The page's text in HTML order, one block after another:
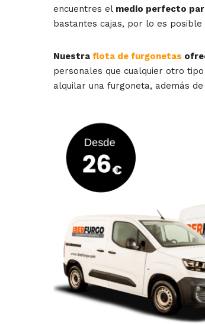
encuentres el medio perfecto
bastantes cajas, por lo es
Nuestra flota de furgonetas
personales que cualquier otro
alquilar una furgoneta, además